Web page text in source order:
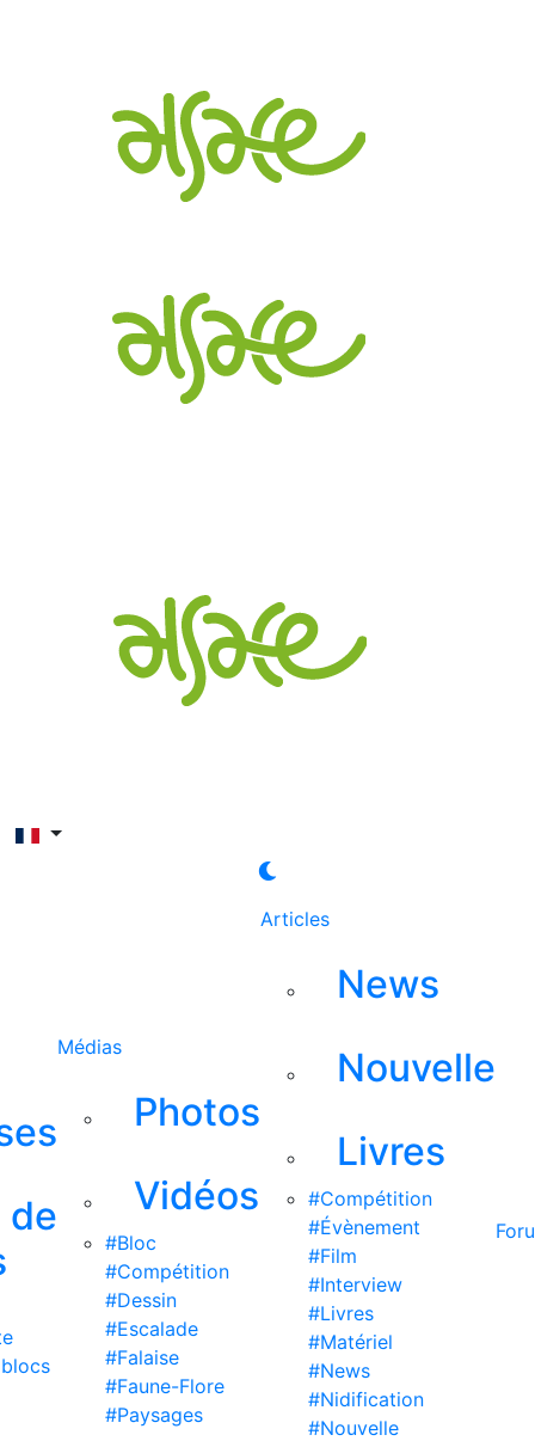
de
Médias
Photos
Vidéos
#Bloc
#Compétition
#Dessin
#Escalade
#Falaise
#Faune-Flore
#Paysages
Articles
News
Nouvelle
Livres
#Compétition
#Évènement
#Film
#Interview
#Livres
#Matériel
#News
#Nidification
#Nouvelle